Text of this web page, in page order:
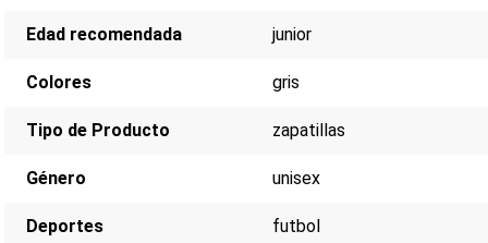
Edad recomendada junior
Colores gris
Tipo de Producto zapatillas
Género unisex
Deportes futbol